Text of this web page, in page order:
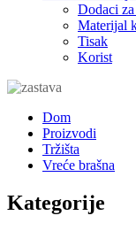
Dodaci
Materijal
Tisak
Korist
Dom
Proizvodi
Tržišta
Vreće brašna
Kategorije